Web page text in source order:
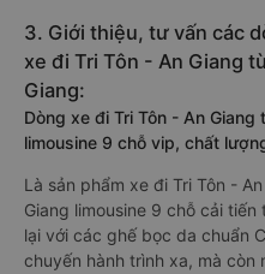
3. Giới thiệu, tư vấn các
xe đi Tri Tôn - An Giang
Giang:
Dòng xe đi Tri Tôn - An
limousine 9 chỗ vip, chất
Là sản phẩm xe đi Tri Tôn -
Giang limousine 9 chỗ cải
lại với các ghế bọc da chuẩn
chuyến hành trình xa, mà còn